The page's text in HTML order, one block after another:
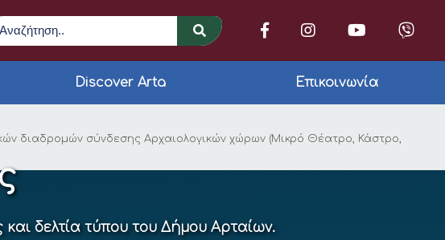
Discover Arta Επικοινωνία
μελέτης με
διαδρομών σύνδεσης Αρχαιολογικών χώρων (Μικρό Θέατρο, Κάστρο,
δελτία τύπου του Δήμου Αρταίων.